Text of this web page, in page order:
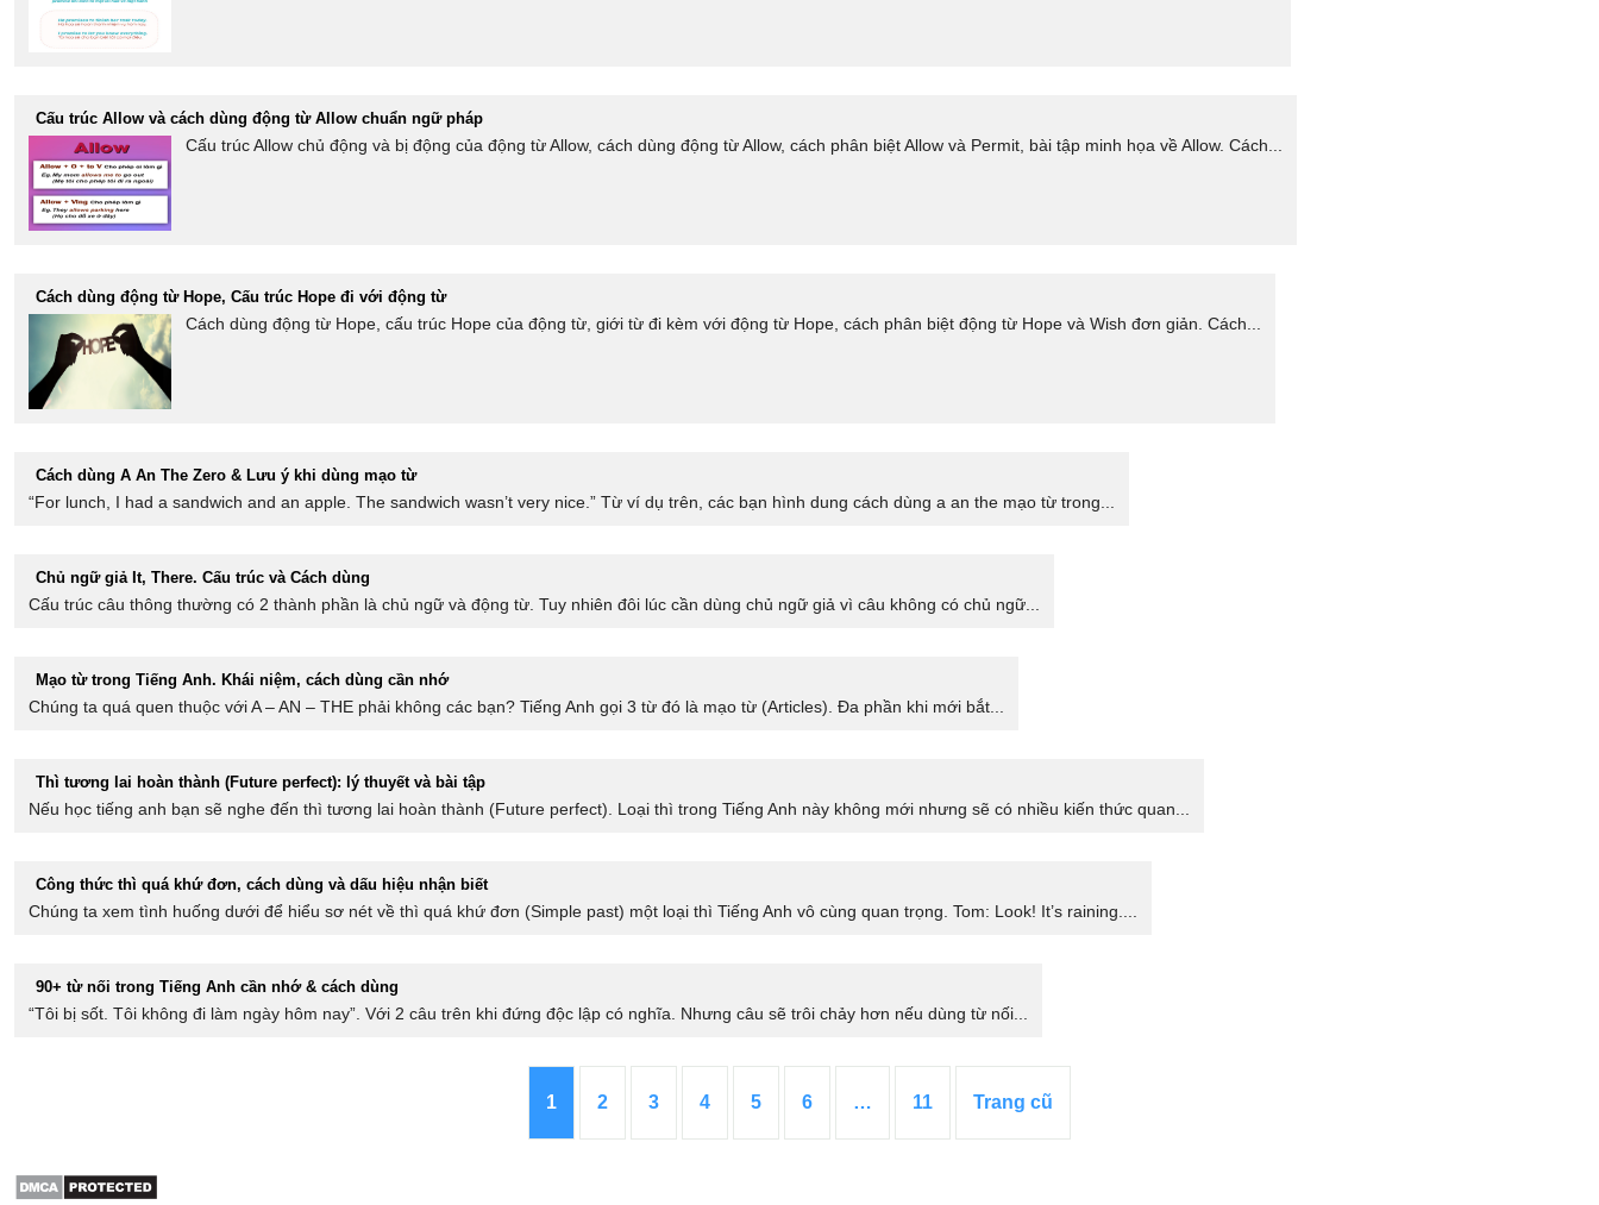
Cấu trúc Allow và cách dùng động từ Allow chuẩn ngữ pháp
Cấu trúc Allow chủ động và bị động của động từ Allow, cách dùng động từ Allow, cách phân biệt Allow và Permit, bài tập minh họa về Allow. Cách...
Cách dùng động từ Hope, Cấu trúc Hope đi với động từ
Cách dùng động từ Hope, cấu trúc Hope của động từ, giới từ đi kèm với động từ Hope, cách phân biệt động từ Hope và Wish đơn giản. Cách...
Cách dùng A An The Zero & Lưu ý khi dùng mạo từ
“For lunch, I had a sandwich and an apple. The sandwich wasn’t very nice.” Từ ví dụ trên, các bạn hình dung cách dùng a an the mạo từ trong...
Chủ ngữ giả It, There. Cấu trúc và Cách dùng
Cấu trúc câu thông thường có 2 thành phần là chủ ngữ và động từ. Tuy nhiên đôi lúc cần dùng chủ ngữ giả vì câu không có chủ ngữ...
Mạo từ trong Tiếng Anh. Khái niệm, cách dùng cần nhớ
Chúng ta quá quen thuộc với A – AN – THE phải không các bạn? Tiếng Anh gọi 3 từ đó là mạo từ (Articles). Đa phần khi mới bắt...
Thì tương lai hoàn thành (Future perfect): lý thuyết và bài tập
Nếu học tiếng anh bạn sẽ nghe đến thì tương lai hoàn thành (Future perfect). Loại thì trong Tiếng Anh này không mới nhưng sẽ có nhiều kiến thức quan...
Công thức thì quá khứ đơn, cách dùng và dấu hiệu nhận biết
Chúng ta xem tình huống dưới để hiểu sơ nét về thì quá khứ đơn (Simple past) một loại thì Tiếng Anh vô cùng quan trọng. Tom: Look! It’s raining....
90+ từ nối trong Tiếng Anh cần nhớ & cách dùng
“Tôi bị sốt. Tôi không đi làm ngày hôm nay”. Với 2 câu trên khi đứng độc lập có nghĩa. Nhưng câu sẽ trôi chảy hơn nếu dùng từ nối...
1 2 3 4 5 6 … 11 Trang cũ